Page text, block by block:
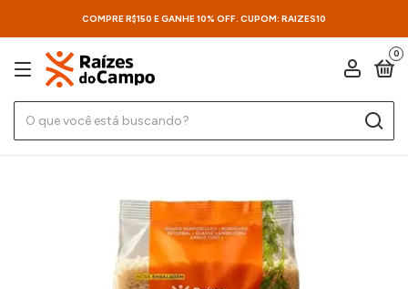
COMPRE R$150 E GANHE 10% OFF. CUPOM: RAIZES10
0